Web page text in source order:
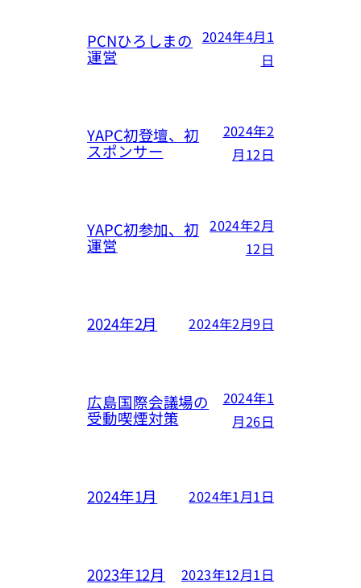
PCNひろしまの
運営
2024年4月1
日
YAPC初登壇、初
スポンサー
2024年2
月12日
YAPC初参加、初
運営
2024年2月
12日
2024年2月 2024年2月9日
広島国際会議場の
受動喫煙対策
2024年1
月26日
2024年1月 2024年1月1日
2023年12月 2023年12月1日